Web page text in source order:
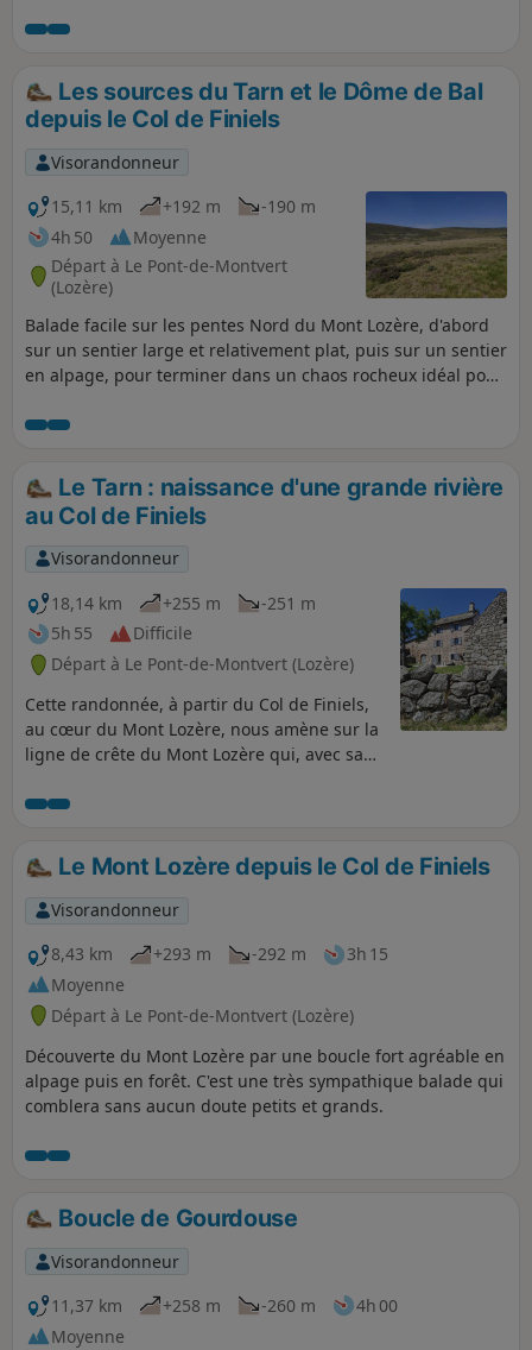
vers le Sud sur les Cévennes, au Nord la chaîne des volcans,
Alpes.Les sources du Tarn et le Dôme de Bal
depuis le Col de Finiels
Visorandonneur
15,11 km
+192 m
-190 m
4h 50
Moyenne
Départ à Le Pont-de-Montvert
(Lozère)
Balade facile sur les pentes Nord du Mont Lozère, d'abord
sur un sentier large et relativement plat, puis sur un sentier
en alpage, pour terminer dans un chaos rocheux idéal pour
Ouest jusqu'aux Alpes (par temps clair et sans brume de
par les Monts d’Ardèche. Au Dôme de Bal, très belle vue sur
les Cévennes et l’Aigoual en pique-niquant sur les rochers.
Le Tarn : naissance d'une grande rivière
au Col de Finiels
Visorandonneur
18,14 km
+255 m
-251 m
5h 55
Difficile
Départ à Le Pont-de-Montvert (Lozère)
Cette randonnée, à partir du Col de Finiels,
au cœur du Mont Lozère, nous amène sur la
ligne de crête du Mont Lozère qui, avec sa
Parc de Cévennes. Puis, nous assistons
rivière, à partir du tout premier ruisseau
nommé "Le Tarn", jusqu'au premier pont de
pierre le franchissant. Le circuit passe au
Causses des Cévennes, qui pourrait
remonter aux Hospitaliers de Saint-Jean de
Jérusalem. Un retour par l'ancienne voie
romaine nous assure d'avoir fait un
magnifique parcours de synthèse : nature,
histoire, et géographie.
Le Mont Lozère depuis le Col de Finiels
Visorandonneur
8,43 km
+293 m -292 m
3h 15
Moyenne
Départ à Le Pont-de-Montvert (Lozère)
Découverte du Mont Lozère par une boucle fort agréable en
alpage puis en forêt. C'est une très sympathique balade qui
comblera sans aucun doute petits et grands.
Boucle de Gourdouse
Visorandonneur
11,37 km
+258 m -260 m
4h 00
Moyenne